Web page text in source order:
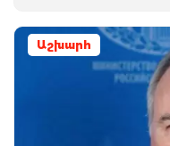
Աշխարհ